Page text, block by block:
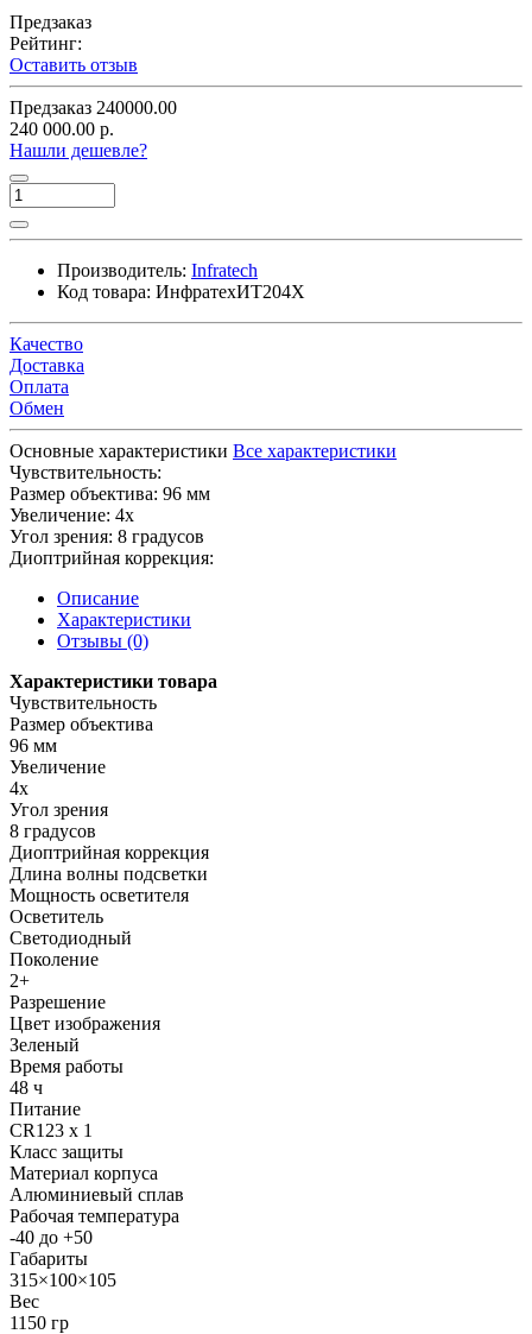
Предзаказ
Рейтинг:
Оставить отзыв
Предзаказ 240000.00
240 000.00 р.
Нашли дешевле?
Производитель: Infratech
Код товара: ИнфратехИТ204Х
Качество
Доставка
Оплата
Обмен
Основные характеристики Все характеристики
Чувствительность:
Размер объектива: 96 мм
Увеличение: 4х
Угол зрения: 8 градусов
Диоптрийная коррекция:
Описание
Характеристики
Отзывы (0)
Характеристики товара
Чувствительность
Размер объектива
96 мм
Увеличение
4х
Угол зрения
8 градусов
Диоптрийная коррекция
Длина волны подсветки
Мощность осветителя
Осветитель
Светодиодный
Поколение
2+
Разрешение
Цвет изображения
Зеленый
Время работы
48 ч
Питание
CR123 х 1
Класс защиты
Материал корпуса
Алюминиевый сплав
Рабочая температура
-40 до +50
Габариты
315×100×105
Вес
1150 гр